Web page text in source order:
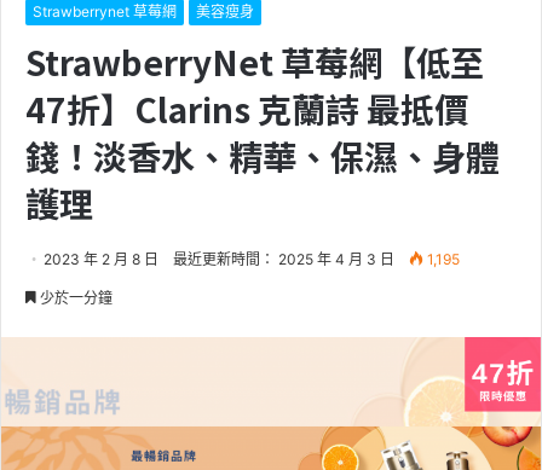
Strawberrynet 草莓網 美容瘦身
StrawberryNet 草莓網【低至
47折】Clarins 克蘭詩 最抵價
錢！淡香水、精華、保濕、身體
護理
2023 年 2 月 8 日 最近更新時間： 2025 年 4 月 3 日 1,195
少於一分鐘